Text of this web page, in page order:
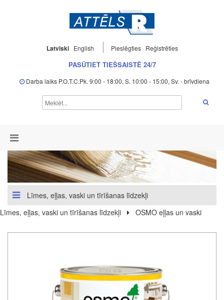
Latviski English Pieslēgties Reģistrēties
PASŪTIET TIEŠSAISTĒ 24/7
Darba laiks P.O.T.C.Pk. 9:00 - 18:00, S. 10:00 - 15:00, Sv. - brīvdiena
Līmes, eļļas, vaski un tīrīšanas līdzekļi
Līmes, eļļas, vaski un tīrīšanas līdzekļi
OSMO eļļas un vaski